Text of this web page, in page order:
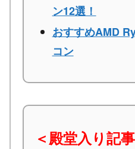
ン12選！
おすすめAMD
コン
＜殿堂入り記